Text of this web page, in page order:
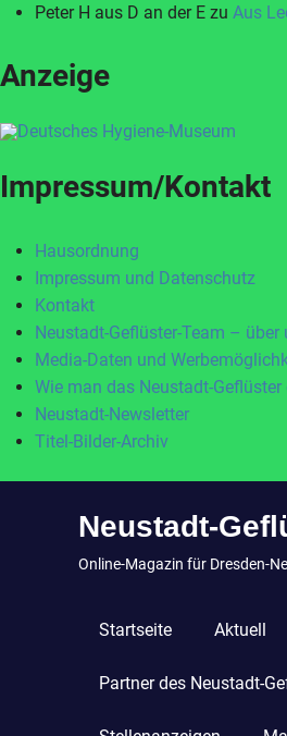
Peter H aus D an der E zu Aus
Anzeige
Impressum/Kontakt
Hausordnung
Impressum und Datenschutz
Kontakt
Neustadt-Geflüster-Team – über
Media-Daten und
Wie man das Neustadt-Geflüster
Neustadt-Newsletter
Titel-Bilder-Archiv
Neustadt-
Online-Magazin für Dresden-
Startseite Aktuell
Partner des Neustadt-